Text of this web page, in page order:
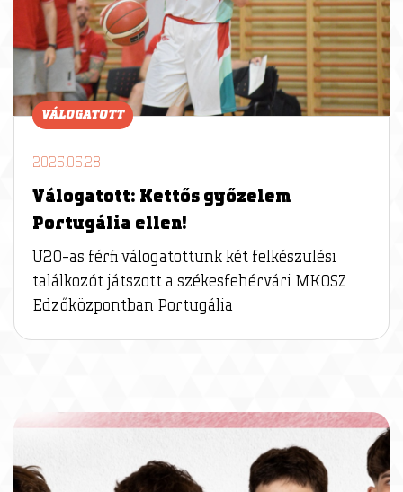
VÁLOGATOTT
2026.06.28
Válogatott: Kettős győzelem
Portugália ellen!
U20-as férfi válogatottunk két felkészülési
találkozót játszott a székesfehérvári MKOSZ
Edzőközpontban Portugália